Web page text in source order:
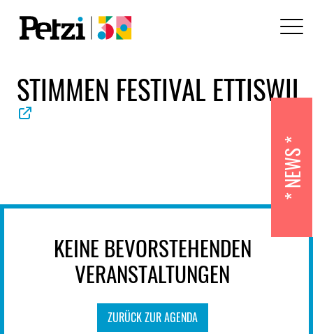
STIMMEN FESTIVAL ETTISWIL
KEINE BEVORSTEHENDEN
VERANSTALTUNGEN
ZURÜCK ZUR AGENDA
NEWS